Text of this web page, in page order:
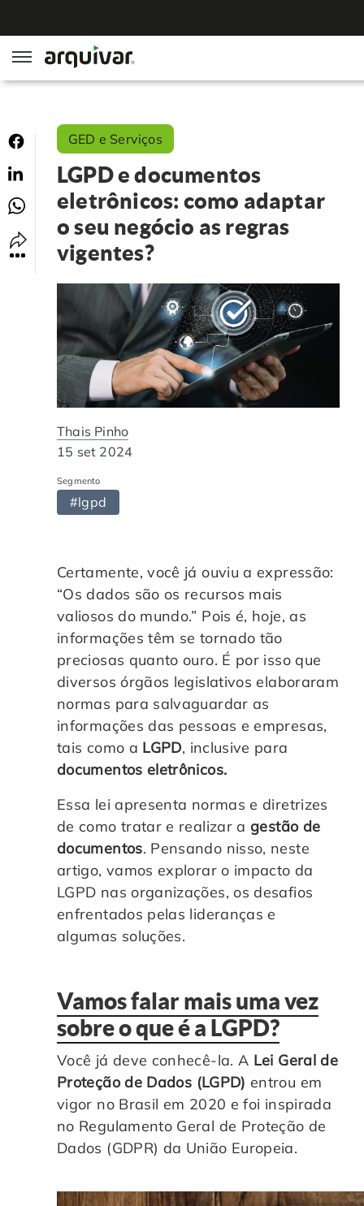
ArqSign
Soluções
Gestão de Documentos
Digitalização
Software para BPM
Automação de Processos
Educação Corporativa
Adequação à LGPD
Auditoria de Processos
Transformação Digital
Gestão do Departamento Pessoal
Controle e Organização de Documentos Físicos
Consultoria Documental
Segmentos
RH Digital
Agronegócio
Hospitais e Clínicas
Instituições de Ensino
Departamento Financeiro
Institucional
Sobre Nós
Cases de Sucesso
Nossas Unidades
Trabalhe Conosco
O QUE NOS DIFERENCIA? DESCUBRA
GED e Serviços
LGPD e documentos
eletrônicos: como adaptar
o seu negócio as regras
vigentes?
Thais Pinho
15 set 2024
Segmento
#lgpd
Certamente, você já ouviu a expressão:
“Os dados são os recursos mais
valiosos do mundo.” Pois é, hoje, as
informações têm se tornado tão
preciosas quanto ouro. É por isso que
diversos órgãos legislativos elaboraram
normas para salvaguardar as
informações das pessoas e empresas,
tais como a LGPD, inclusive para
documentos eletrônicos.
Essa lei apresenta normas e diretrizes
de como tratar e realizar a gestão de
documentos. Pensando nisso, neste
artigo, vamos explorar o impacto da
LGPD nas organizações, os desafios
enfrentados pelas lideranças e
algumas soluções.
Vamos falar mais uma vez
sobre o que é a LGPD?
Você já deve conhecê-la. A Lei Geral de
Proteção de Dados (LGPD) entrou em
vigor no Brasil em 2020 e foi inspirada
no Regulamento Geral de Proteção de
Dados (GDPR) da União Europeia.